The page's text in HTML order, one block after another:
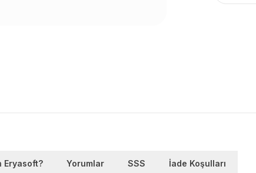
Eryasoft? Yorumlar SSS İade Koşulları